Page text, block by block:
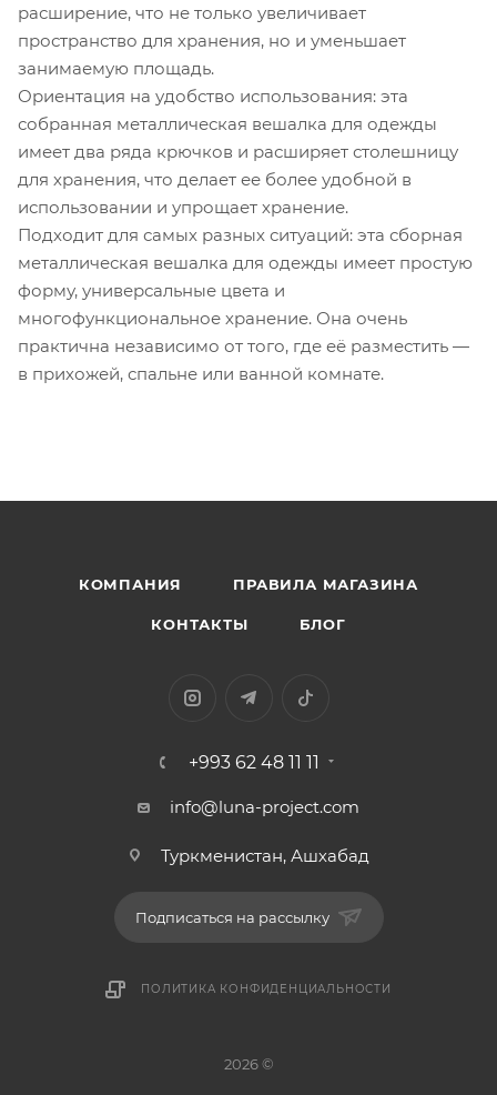
расширение, что не только увеличивает
пространство для хранения, но и уменьшает
занимаемую площадь.
Ориентация на удобство использования: эта
собранная металлическая вешалка для одежды
имеет два ряда крючков и расширяет столешницу
для хранения, что делает ее более удобной в
использовании и упрощает хранение.
Подходит для самых разных ситуаций: эта сборная
металлическая вешалка для одежды имеет простую
форму, универсальные цвета и
многофункциональное хранение. Она очень
практична независимо от того, где её разместить —
в прихожей, спальне или ванной комнате.
КОМПАНИЯ ПРАВИЛА МАГАЗИНА
КОНТАКТЫ БЛОГ
+993 62 48 11 11
info@luna-project.com
Туркменистан, Ашхабад
Подписаться на рассылку
ПОЛИТИКА КОНФИДЕНЦИАЛЬНОСТИ
2026 ©